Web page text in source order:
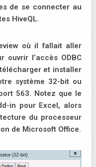
de se connecter au
HiveQL.
où il fallait aller
ouvrir l’accès ODBC
et installer
système 32-bit ou
563. Notez que le
in pour Excel, alors
du processeur
de Microsoft Office.